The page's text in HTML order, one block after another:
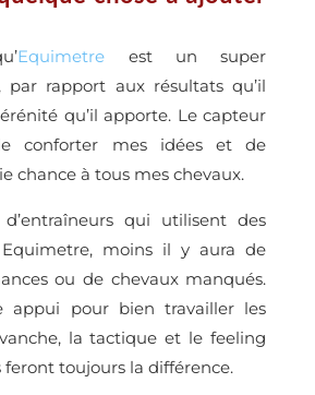
Equimetre est un super
par rapport aux résultats qu’il
qu’il apporte. Le capteur
conforter mes idées et de
chance à tous mes chevaux.
qui utilisent des
moins il y aura de
ou de chevaux manqués.
appui pour bien travailler les
la tactique et le feeling
feront toujours la différence.